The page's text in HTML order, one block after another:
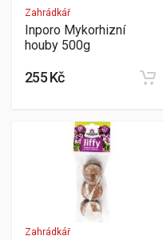
Zahrádkář
Inporo Mykorhizní
houby 500g
255 Kč
Zahrádkář